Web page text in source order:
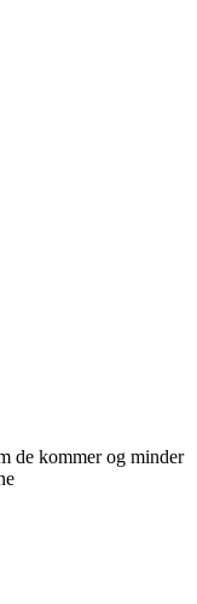
de kommer og minder